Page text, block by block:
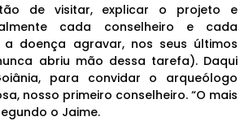
de visitar, explicar o projeto e
cada conselheiro e cada
doença agravar, nos seus últimos
abriu mão dessa tarefa). Daqui
para convidar o arqueólogo
nosso primeiro conselheiro. “O mais
o Jaime.